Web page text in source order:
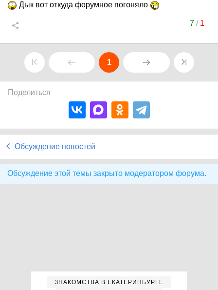
Дык вот откуда форумное погоняло
7/ 1
1
Поделиться
Обсуждение новостей
Обсуждение этой темы закрыто модератором форума.
ЗНАКОМСТВА В ЕКАТЕРИНБУРГЕ